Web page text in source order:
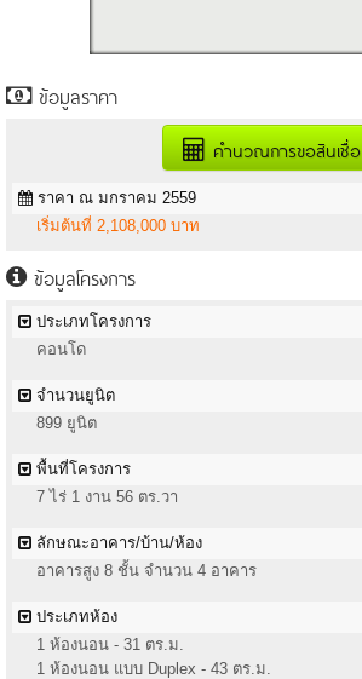
ข้อมูลราคา
คำนวณการขอสินเชื่อ
ราคา ณ มกราคม 2559
เริ่มต้นที่ 2,108,000 บาท
ข้อมูลโครงการ
ประเภทโครงการ
คอนโด
จำนวนยูนิต
899 ยูนิต
พื้นที่โครงการ
7 ไร่ 1 งาน 56 ตร.วา
ลักษณะอาคาร/บ้าน/ห้อง
อาคารสูง 8 ชั้น จำนวน 4 อาคาร
ประเภทห้อง
1 ห้องนอน - 31 ตร.ม.
1 ห้องนอน แบบ Duplex - 43 ตร.ม.